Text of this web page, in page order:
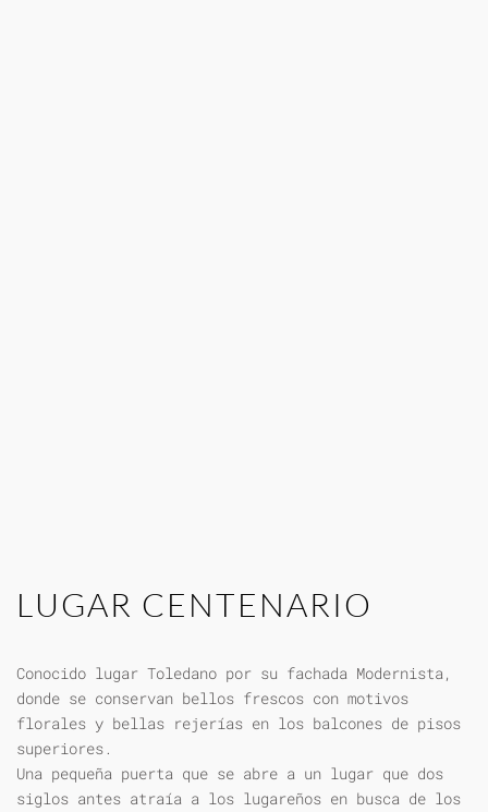
LUGAR CENTENARIO
Conocido lugar Toledano por su fachada Modernista,
donde se conservan bellos frescos con motivos
florales y bellas rejerías en los balcones de pisos
superiores.
Una pequeña puerta que se abre a un lugar que dos
siglos antes atraía a los lugareños en busca de los